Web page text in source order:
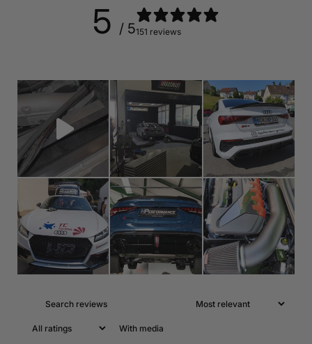
5 / 5151 reviews
With media